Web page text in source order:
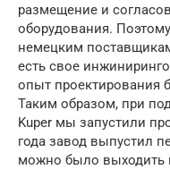
размещение и
оборудования.
немецким
есть свое
опыт проектирования
Таким образом, при
Kuper мы запустили
года завод выпустил
можно было выходить